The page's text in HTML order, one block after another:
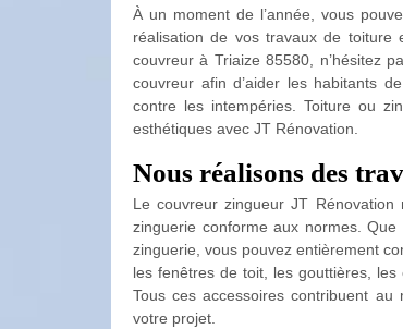
À un moment de l’année, vous
réalisation de vos travaux de toiture
couvreur à Triaize 85580, n’hésitez
couvreur afin d’aider les habitants
contre les intempéries. Toiture ou
esthétiques avec JT Rénovation.
Nous réalisons des
Le couvreur zingueur JT
zinguerie conforme aux normes. Que
zinguerie, vous pouvez entièrement
les fenêtres de toit, les gouttières,
Tous ces accessoires contribuent
votre projet.